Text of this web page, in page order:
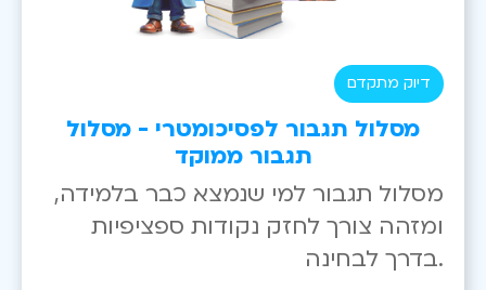
דיוק מתקדם
מסלול תגבור לפסיכומטרי - מסלול
תגבור ממוקד
מסלול תגבור למי שנמצא כבר בלמידה,
ומזהה צורך לחזק נקודות ספציפיות
בדרך לבחינה.